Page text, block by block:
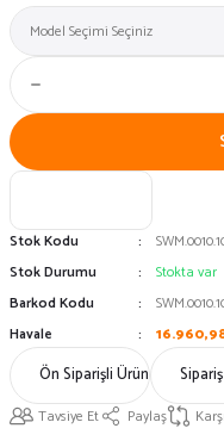
Stok Kodu
Stok Durumu
Stokta var
Barkod Kodu
Havale
Ön Siparişli Ürün
Tavsiye Et Paylaş